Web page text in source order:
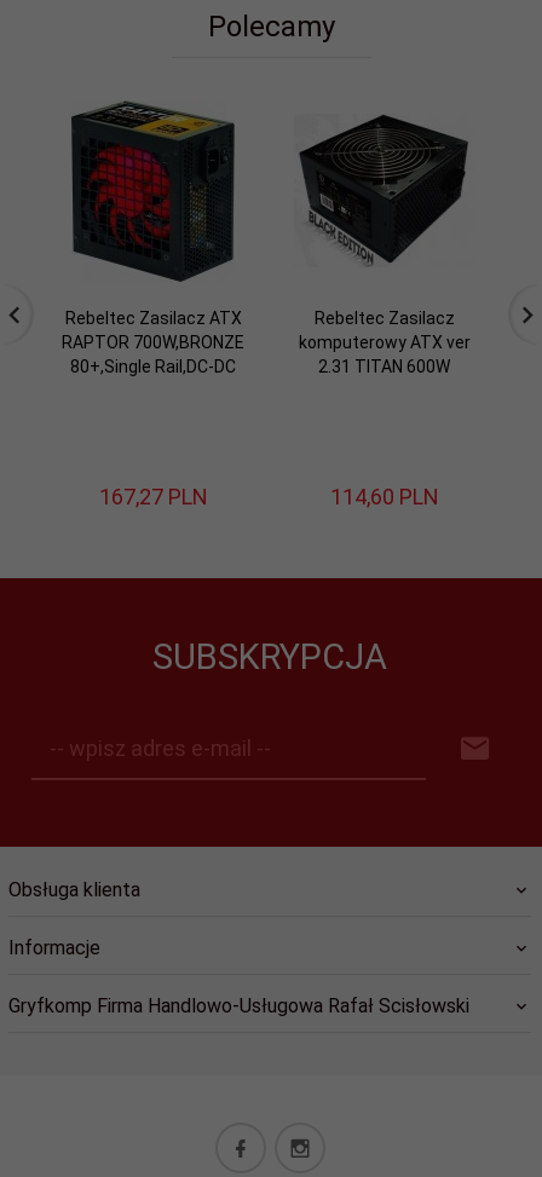
Polecamy
Rebeltec Zasilacz ATX
RAPTOR 700W,BRONZE
80+,Single Rail,DC-DC
167,27 PLN
Rebeltec Zasilacz
komputerowy ATX ver
2.31 TITAN 600W
114,60 PLN
SUBSKRYPCJA
-- wpisz adres e-mail --
Obsługa klienta
Informacje
Gryfkomp Firma Handlowo-Usługowa Rafał Scisłowski